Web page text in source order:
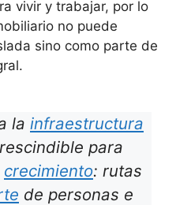
vivir y trabajar, por lo
no puede
sino como parte de
la infraestructura
para
crecimiento: rutas
de personas e